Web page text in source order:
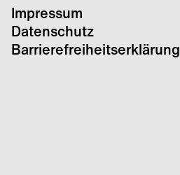
Impressum
Datenschutz
Barrierefreiheitserklärung